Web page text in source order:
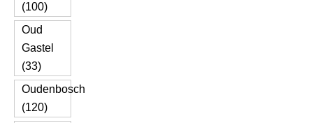
(100)
Oud
Gastel
(33)
Oudenbosch
(120)